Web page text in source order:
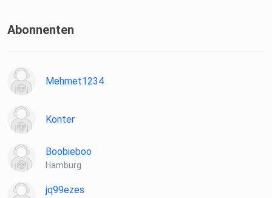
Abonnenten
Mehmet1234
Konter
Boobieboo
Hamburg
jq99ezes